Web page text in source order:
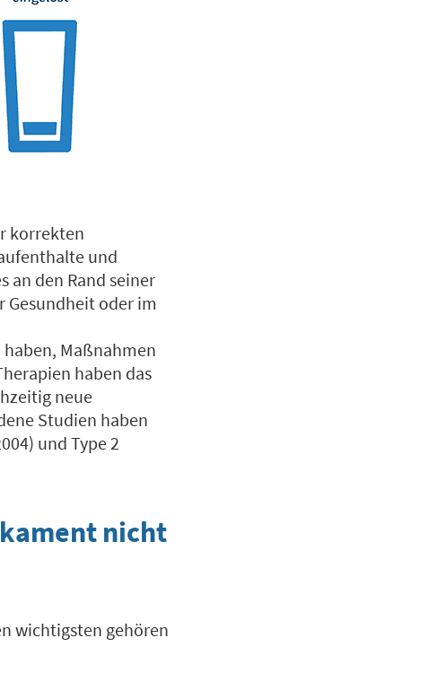
korrekten
und
an den Rand seiner
Gesundheit oder im
haben, Maßnahmen
haben das
neue
Studien haben
und Type 2
nicht
wichtigsten gehören